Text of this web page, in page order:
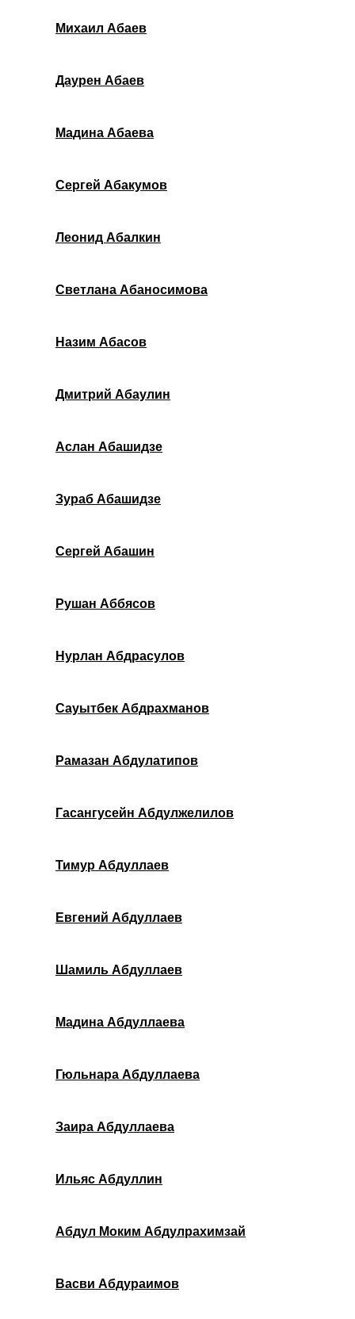
Михаил Абаев
Даурен Абаев
Мадина Абаева
Сергей Абакумов
Леонид Абалкин
Светлана Абаносимова
Назим Абасов
Дмитрий Абаулин
Аслан Абашидзе
Зураб Абашидзе
Сергей Абашин
Рушан Аббясов
Нурлан Абдрасулов
Сауытбек Абдрахманов
Рамазан Абдулатипов
Гасангусейн Абдулжелилов
Тимур Абдуллаев
Евгений Абдуллаев
Шамиль Абдуллаев
Мадина Абдуллаева
Гюльнара Абдуллаева
Заира Абдуллаева
Ильяс Абдуллин
Абдул Моким Абдулрахимзай
Васви Абдураимов